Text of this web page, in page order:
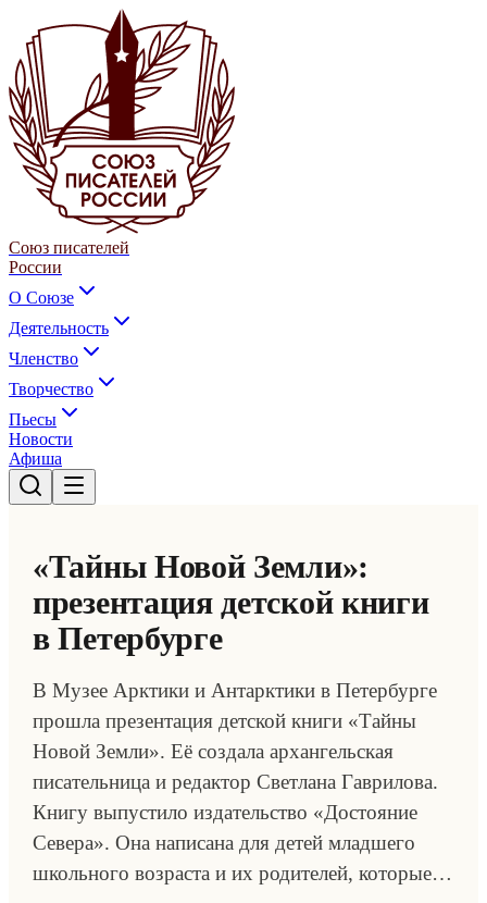
Союз писателей
России
О Союзе
Деятельность
Членство
Творчество
Пьесы
Новости
Афиша
«Тайны Новой Земли»:
презентация детской книги
в Петербурге
В Музее Арктики и Антарктики в Петербурге
прошла презентация детской книги «Тайны
Новой Земли». Её создала архангельская
писательница и редактор Светлана Гаврилова.
Книгу выпустило издательство «Достояние
Севера». Она написана для детей младшего
школьного возраста и их родителей, которые…